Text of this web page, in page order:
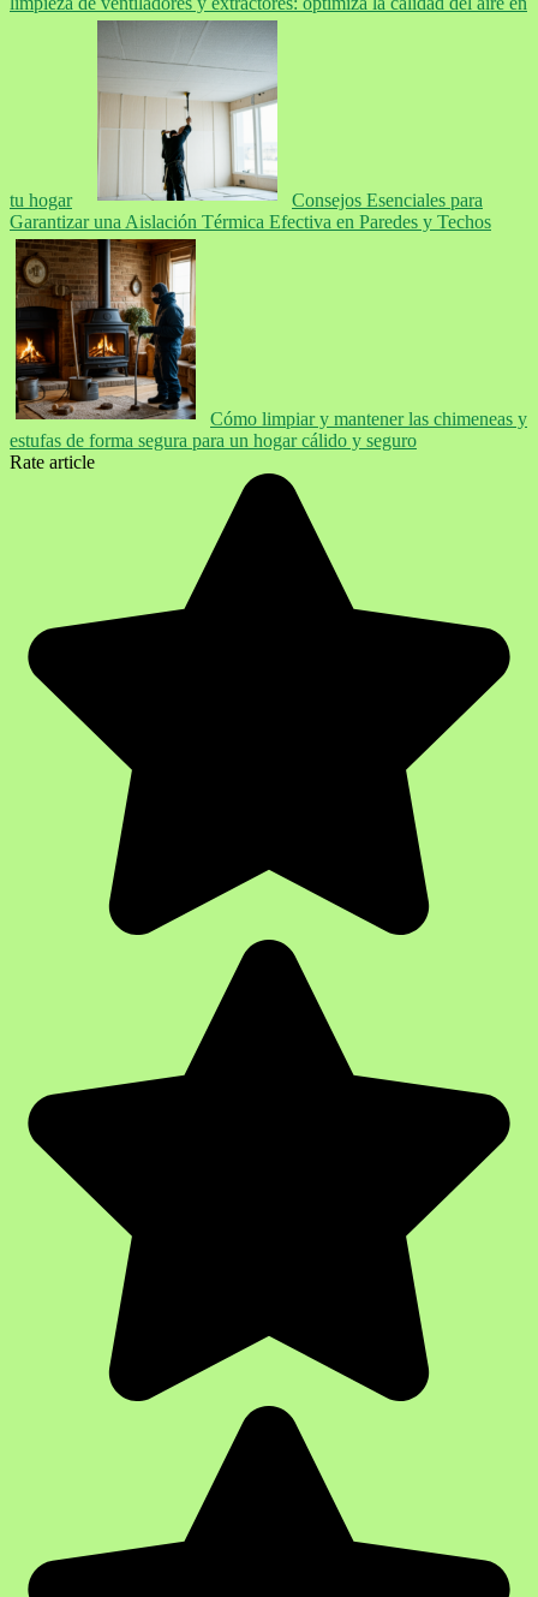
tu hogar
Consejos Esenciales para
Garantizar una Aislación Térmica Efectiva en Paredes y Techos
Cómo limpiar y mantener las chimeneas y
estufas de forma segura para un hogar cálido y seguro
Rate article